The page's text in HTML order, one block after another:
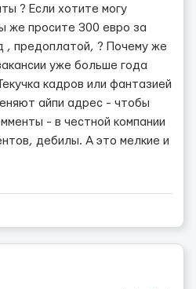
? Если хотите могу
же просите 300 евро за
, предоплатой, ? Почему же
уже больше года
кадров или фантазией
айпи адрес - чтобы
- в честной компании
дебилы. А это мелкие и